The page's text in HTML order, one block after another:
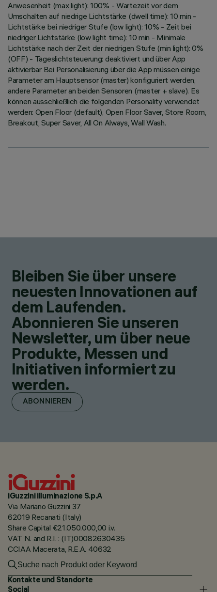
Anwesenheit (max light): 100% - Wartezeit vor dem
Umschalten auf niedrige Lichtstärke (dwell time): 10 min -
Lichtstärke bei niedriger Stufe (low light): 10% - Zeit bei
niedriger Lichtstärke (low light time): 10 min - Minimale
Lichtstärke nach der Zeit der niedrigen Stufe (min light): 0%
(OFF) - Tageslichtsteuerung: deaktiviert und über App
aktivierbar Bei Personalisierung über die App müssen einige
Parameter am Hauptsensor (master) konfiguriert werden,
andere Parameter an beiden Sensoren (master + slave). Es
können ausschließlich die folgenden Personality verwendet
werden: Open Floor (default), Open Floor Saver, Store Room,
Breakout, Super Saver, All On Always, Wall Wash.
Bleiben Sie über unsere
neuesten Innovationen auf
dem Laufenden.
Abonnieren Sie unseren
Newsletter, um über neue
Produkte, Messen und
Initiativen informiert zu
werden.
ABONNIEREN
iGuzzini illuminazione S.p.A
Via Mariano Guzzini 37
62019 Recanati (Italy)
Share Capital €21.050.000,00 i.v.
VAT N. and R.I. : (IT)00082630435
CCIAA Macerata, R.E.A. 40632
Kontakte und Standorte
Social